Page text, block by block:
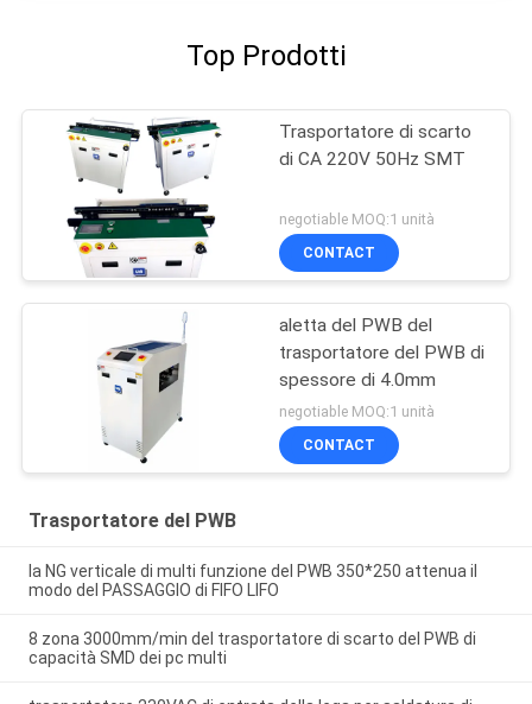
Top Prodotti
Trasportatore di scarto
di CA 220V 50Hz SMT
negotiable MOQ:1 unità
CONTACT
aletta del PWB del
trasportatore del PWB di
spessore di 4.0mm
negotiable MOQ:1 unità
CONTACT
Trasportatore del PWB
la NG verticale di multi funzione del PWB 350*250 attenua il
modo del PASSAGGIO di FIFO LIFO
8 zona 3000mm/min del trasportatore di scarto del PWB di
capacità SMD dei pc multi